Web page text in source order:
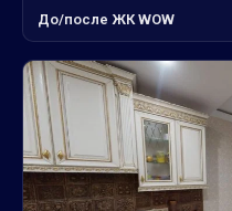
До/после ЖК WOW